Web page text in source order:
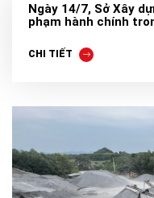
Ngày 14/7, Sở Xây
phạm hành chính
CHI TIẾT